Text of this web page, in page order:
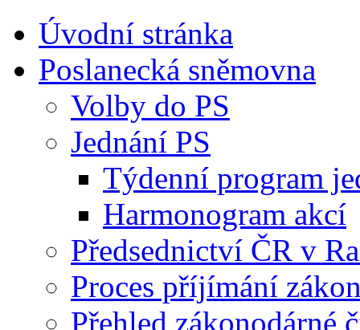
Úvodní stránka
Poslanecká sněmovna
Volby do PS
Jednání PS
Týdenní program
Harmonogram akcí
Předsednictví ČR v
Proces příjímání
Přehled zákonodárné